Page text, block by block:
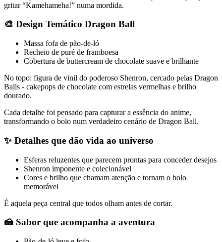
gritar “Kamehameha!” numa mordida.
🎨 Design Temático Dragon Ball
Massa fofa de pão-de-ló
Recheio de puré de framboesa
Cobertura de buttercream de chocolate suave e brilhante
No topo: figura de vinil do poderoso Shenron, cercado pelas Dragon
Balls - cakepops de chocolate com estrelas vermelhas e brilho
dourado.
Cada detalhe foi pensado para capturar a essência do anime,
transformando o bolo num verdadeiro cenário de Dragon Ball.
✨ Detalhes que dão vida ao universo
Esferas reluzentes que parecem prontas para conceder desejos
Shenron imponente e colecionável
Cores e brilho que chamam atenção e tornam o bolo
memorável
É aquela peça central que todos olham antes de cortar.
🍰 Sabor que acompanha a aventura